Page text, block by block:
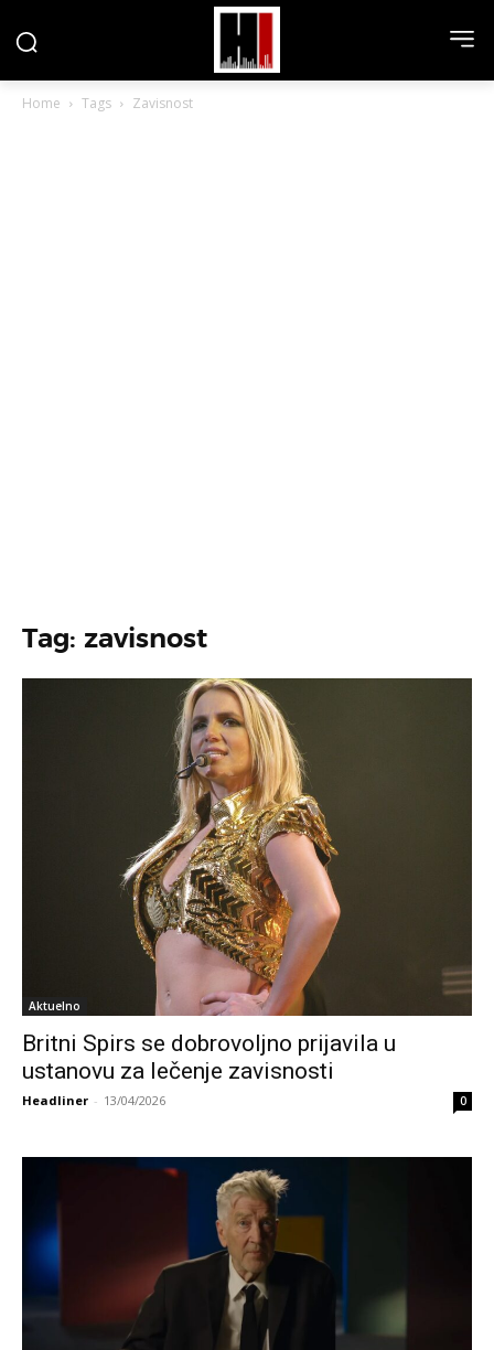
Home Tags Zavisnost
Tag: zavisnost
Aktuelno
Britni Spirs se dobrovoljno prijavila u
ustanovu za lečenje zavisnosti
Headliner - 13/04/2026 0